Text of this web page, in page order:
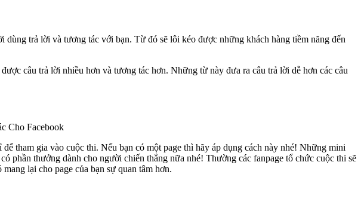
dùng trả lời và tương tác với bạn. Từ đó sẽ lôi kéo được những khách hàng tiềm năng đến
câu trả lời nhiều hơn và tương tác hơn. Những từ này đưa ra câu trả lời dễ hơn các câu
tham gia vào cuộc thi. Nếu bạn có một page thì hãy áp dụng cách này nhé! Những mini
phần thưởng dành cho người chiến thắng nữa nhé! Thường các fanpage tổ chức cuộc thi sẽ
lại cho page của bạn sự quan tâm hơn.